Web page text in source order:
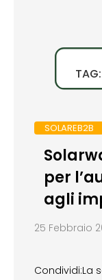
TAG:
SOLAREB2B
per
agli
25 Febbraio
Condividi:La